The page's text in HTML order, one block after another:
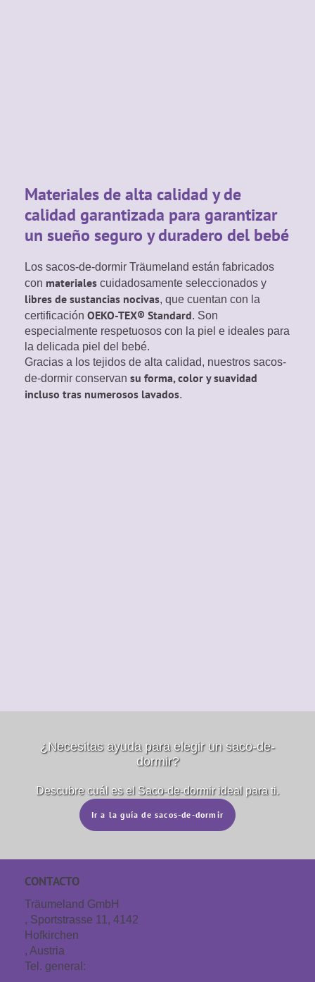
Materiales de alta calidad y de
calidad garantizada para garantizar
un sueño seguro y duradero del bebé
Los sacos-de-dormir Träumeland están fabricados
con materiales cuidadosamente seleccionados y
libres de sustancias nocivas, que cuentan con la
certificación OEKO-TEX® Standard. Son
especialmente respetuosos con la piel e ideales para
la delicada piel del bebé.
Gracias a los tejidos de alta calidad, nuestros sacos-
de-dormir conservan su forma, color y suavidad
incluso tras numerosos lavados.
¿Necesitas ayuda para elegir un saco-de-
dormir?
Descubre cuál es el Saco-de-dormir ideal para ti.
Ir a la guía de sacos-de-dormir
CONTACTO
Träumeland GmbH
, Sportstrasse 11, 4142
Hofkirchen
, Austria
Tel. general: